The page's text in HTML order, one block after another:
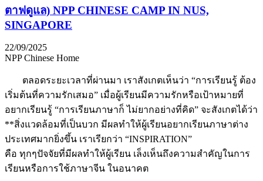
ตาฟดูแล) NPP CHINESE CAMP IN NUS,
SINGAPORE
22/09/2025
NPP Chinese Home
ตลอดระยะเวลาที่ผ่านมา เราสังเกตเห็นว่า “การเรียนรู้ ต้อง
เริ่มต้นที่ความรักเสมอ” เมื่อผู้เรียนมีความรักหรือเป้าหมายที่
อยากเรียนรู้ “การเรียนภาษาก็ ไม่ยากอย่างที่คิด” จะสังเกตได้ว่า
**สิ่งแวดล้อมที่เป็นบวก มีผลทำให้ผู้เรียนอยากเรียนภาษาต่าง
ประเทศมากยิ่งขึ้น เราเรียกว่า “INSPIRATION”
คือ ทุกๆปัจจัยที่มีผลทำให้ผู้เรียน เล็งเห็นถึงความสำคัญในการ
เรียนหรือการใช้ภาษาจีน ในอนาคต